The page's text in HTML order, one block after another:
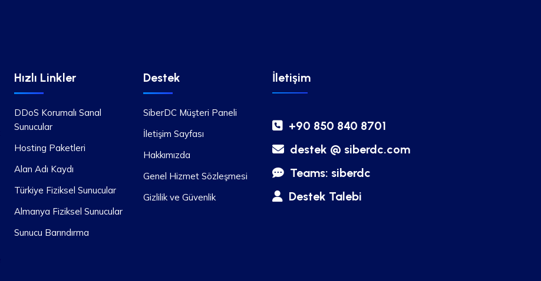
Hızlı Linkler
DDoS Korumalı Sanal
Sunucular
Hosting Paketleri
Alan Adı Kaydı
Türkiye Fiziksel Sunucular
Almanya Fiziksel Sunucular
Sunucu Barındırma
Destek
SiberDC Müşteri Paneli
İletişim Sayfası
Hakkımızda
Genel Hizmet Sözleşmesi
Gizlilik ve Güvenlik
İletişim
+90 850 840 8701
destek @ siberdc.com
Teams: siberdc
Destek Talebi